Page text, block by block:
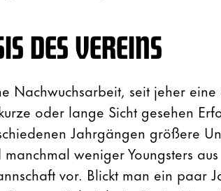
DES VEREINS
Nachwuchsarbeit, seit jeher
oder lange Sicht gesehen
Jahrgängen größere
weniger Youngsters
vor. Blickt man ein paar